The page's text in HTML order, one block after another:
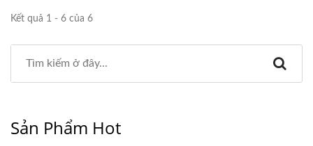
Kết quả 1 - 6 của 6
Sản Phẩm Hot